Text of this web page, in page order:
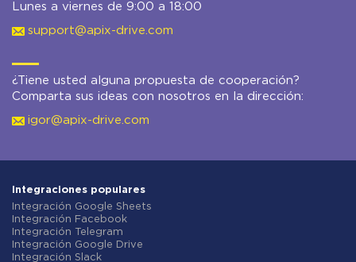
Lunes a viernes de 9:00 a 18:00
support@apix-drive.com
¿Tiene usted alguna propuesta de cooperación?
Comparta sus ideas con nosotros en la dirección:
igor@apix-drive.com
Integraciones populares
Integración Google Sheets
Integración Facebook
Integración Telegram
Integración Google Drive
Integración Slack